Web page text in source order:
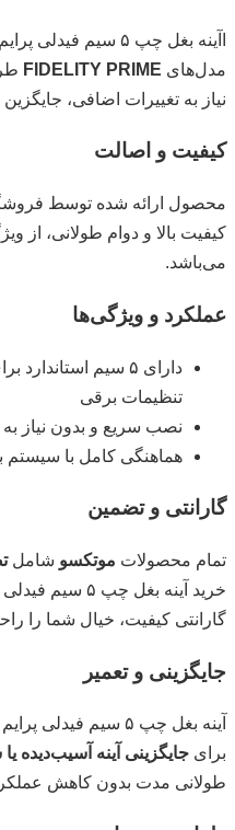
مدل‌های FIDELITY PRIME
نیاز به تغییرات اضافی،
کیفیت و اصالت
محصول ارائه شده توسط
کیفیت بالا و دوام طولانی، از
می‌باشد.
عملکرد و ویژگی‌ها
دارای ۵ سیم
تنظیمات برقی
نصب سریع و بدون نیاز
هماهنگی کامل با سیستم
گارانتی و تضمین
تمام محصولات موتکسو شامل
گارانتی کیفیت، خیال شما را
جایگزینی و تعمیر
برای جایگزینی آینه آسیب‌دیده
طولانی مدت بدون کاهش